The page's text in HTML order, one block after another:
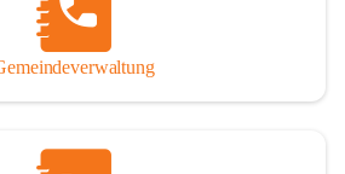
Einsatz von mehreren Ortsansässigen
wieder eine eigenständige
Südburgenland im Nordwesten des